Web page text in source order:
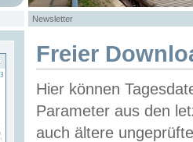
Newsletter
Freier
Hier können
Parameter aus den
auch ältere